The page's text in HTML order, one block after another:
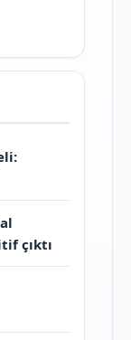
çıktı